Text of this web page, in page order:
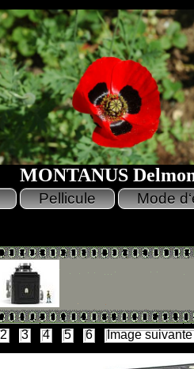
MONTANUS
2 3 4 5 6 Image